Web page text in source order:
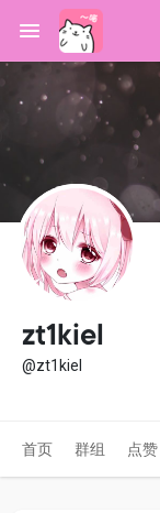
zt1kiel
@zt1kiel
首页 群组 点赞